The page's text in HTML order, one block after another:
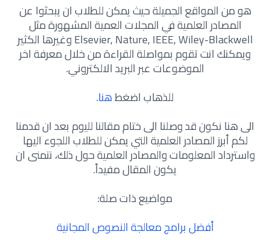
هو من المواقع الجميلة حيث يمكن للطلاب ان يبحثوا عن
المصادر العلمية في المجلات العمية المشهورة مثل
Elsevier, Nature, IEEE, Wiley-Blackwell وغيرها الكثير
ويمكنك انت تقوم بمواصلة القراءة من خلال معرفة اخر
الموضوعات عبر البريد الالكتروني.
للذهاب اضغطهنا.
الى هنا نكون قد وصلنا الى ختام مقالنا لليوم بعد ان قدمنا
لكم أبرز المصادر العلمية التي يمكن للطلاب اللجوء اليها
واسترداد المعلومات والمصادر العلمية حول ذلك، نتمنى ان
يكون المقال مفيداً.
مواضيع ذات صلة:
أفضل برامج معالجة النصوص المجانية